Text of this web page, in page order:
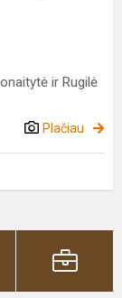
ir Rugilė
Plačiau